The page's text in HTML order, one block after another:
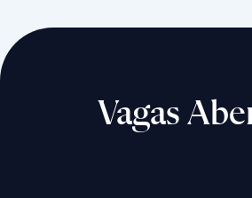
Vagas